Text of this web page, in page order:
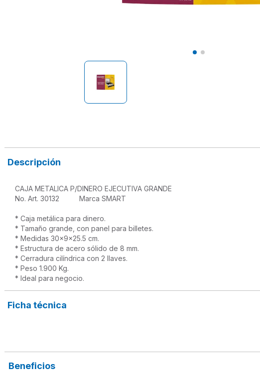
Descripción
CAJA METALICA P/DINERO EJECUTIVA GRANDE
No. Art. 30132          Marca SMART
* Caja metálica para dinero.
* Tamaño grande, con panel para billetes.
* Medidas 30x9x25.5 cm.
* Estructura de acero sólido de 8 mm.
* Cerradura cilíndrica con 2 llaves.
* Peso 1.900 Kg.
* Ideal para negocio.
Ficha técnica
Beneficios